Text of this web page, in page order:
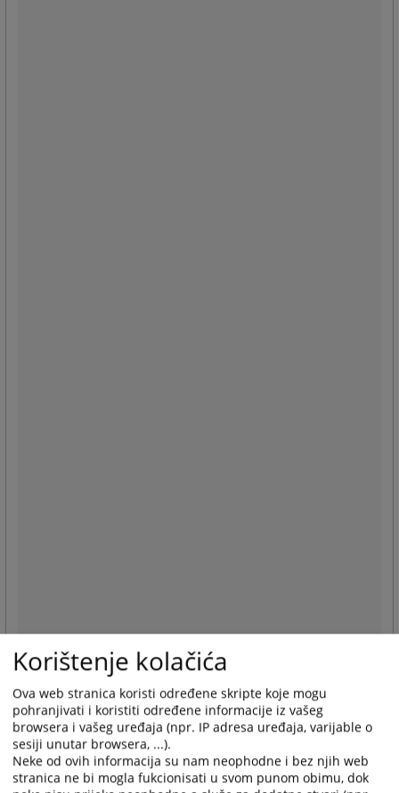
Korištenje kolačića
Ova web stranica koristi određene skripte koje mogu
pohranjivati i koristiti određene informacije iz vašeg
browsera i vašeg uređaja (npr. IP adresa uređaja, varijable o
sesiji unutar browsera, ...).
Neke od ovih informacija su nam neophodne i bez njih web
stranica ne bi mogla fukcionisati u svom punom obimu, dok